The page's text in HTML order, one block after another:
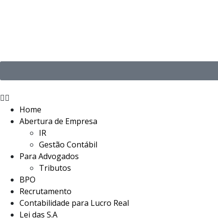
Home
Abertura de Empresa
IR
Gestão Contábil
Para Advogados
Tributos
BPO
Recrutamento
Contabilidade para Lucro Real
Lei das S.A